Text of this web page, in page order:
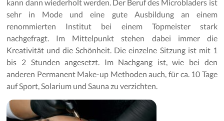
kann dann wiederholt werden. Der Beruf des Microbladers ist
sehr in Mode und eine gute Ausbildung an einem
renommierten Institut bei einem Topmeister stark
nachgefragt. Im Mittelpunkt stehen dabei immer die
Kreativität und die Schönheit. Die einzelne Sitzung ist mit 1
bis 2 Stunden angesetzt. Im Nachgang ist, wie bei den
anderen Permanent Make-up Methoden auch, für ca. 10 Tage
auf Sport, Solarium und Sauna zu verzichten.